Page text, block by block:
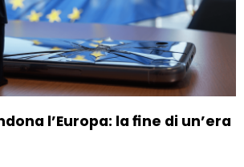
l’Europa: la fine di un’era